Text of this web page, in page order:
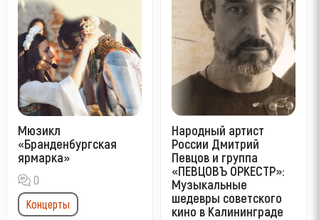
Мюзикл
«Бранденбургская
ярмарка»
0
Концерты
Народный артист
России Дмитрий
Певцов и группа
«ПЕВЦОВЪ ОРКЕСТР»:
Музыкальные
шедевры советского
кино в Калининграде